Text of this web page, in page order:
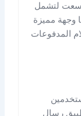
توسعت لتشمل
وجهة مميزة
المدفوعات
رسال